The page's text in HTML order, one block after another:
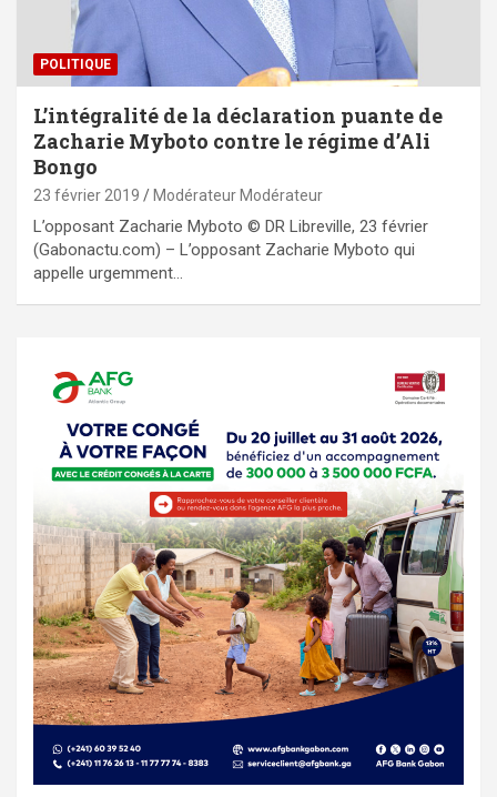
POLITIQUE
L’intégralité de la déclaration puante de
Zacharie Myboto contre le régime d’Ali
Bongo
23 février 2019 Modérateur Modérateur
L’opposant Zacharie Myboto © DR Libreville, 23 février
(Gabonactu.com) – L’opposant Zacharie Myboto qui
appelle urgemment…